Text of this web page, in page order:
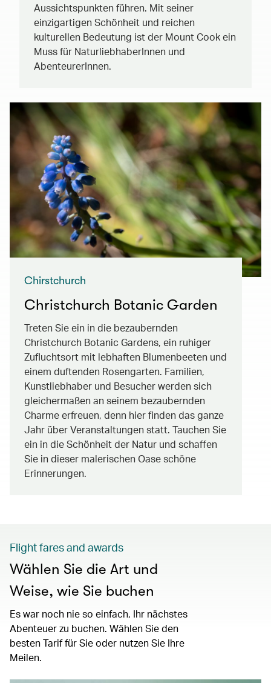
Aussichtspunkten führen. Mit seiner
einzigartigen Schönheit und reichen
kulturellen Bedeutung ist der Mount Cook ein
Muss für NaturliebhaberInnen und
AbenteurerInnen.
Chirstchurch
Christchurch Botanic Garden
Treten Sie ein in die bezaubernden
Christchurch Botanic Gardens, ein ruhiger
Zufluchtsort mit lebhaften Blumenbeeten und
einem duftenden Rosengarten. Familien,
Kunstliebhaber und Besucher werden sich
gleichermaßen an seinem bezaubernden
Charme erfreuen, denn hier finden das ganze
Jahr über Veranstaltungen statt. Tauchen Sie
ein in die Schönheit der Natur und schaffen
Sie in dieser malerischen Oase schöne
Erinnerungen.
Flight fares and awards
Wählen Sie die Art und
Weise, wie Sie buchen
Es war noch nie so einfach, Ihr nächstes
Abenteuer zu buchen. Wählen Sie den
besten Tarif für Sie oder nutzen Sie Ihre
Meilen.